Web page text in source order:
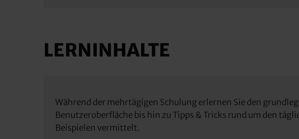
LERNINHALTE
Während der mehrtägigen Schulung erlernen Sie den
Benutzeroberfläche bis hin zu Tipps & Tricks rund um den
Beispielen vermittelt.